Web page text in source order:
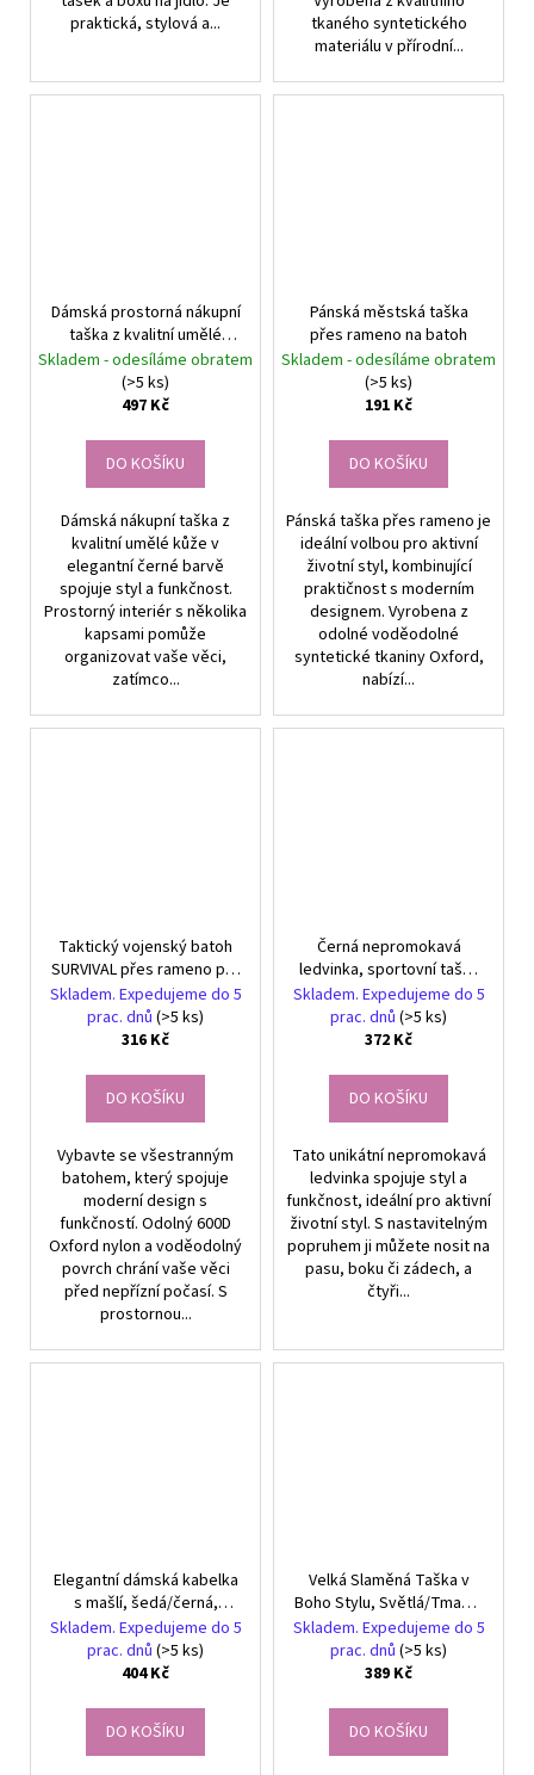
praktická, stylová a...
tkaného syntetického
materiálu v přírodní...
Dámská prostorná nákupní
taška z kvalitní umělé
kůže, černá, 40x25 cm s
odnímatelným ramenním
popruhem
Skladem - odesíláme obratem
(>5 ks)
497 Kč
DO KOŠÍKU
Dámská nákupní taška z
kvalitní umělé kůže v
elegantní černé barvě
spojuje styl a funkčnost.
Prostorný interiér s několika
kapsami pomůže
organizovat vaše věci,
zatímco...
Pánská městská taška
přes rameno na batoh
Skladem - odesíláme obratem
(>5 ks)
191 Kč
DO KOŠÍKU
Pánská taška přes rameno je
ideální volbou pro aktivní
životní styl, kombinující
praktičnost s moderním
designem. Vyrobena z
odolné voděodolné
syntetické tkaniny Oxford,
nabízí...
Taktický vojenský batoh
SURVIVAL přes rameno pro
outdoorové aktivity
Skladem. Expedujeme do 5
prac. dnů (>5 ks)
316 Kč
DO KOŠÍKU
Vybavte se všestranným
batohem, který spojuje
moderní design s
funkčností. Odolný 600D
Oxford nylon a voděodolný
povrch chrání vaše věci
před nepřízní počasí. S
prostornou...
Černá nepromokavá
ledvinka, sportovní taška
s ramenním popruhem
Skladem. Expedujeme do 5
prac. dnů (>5 ks)
372 Kč
DO KOŠÍKU
Tato unikátní nepromokavá
ledvinka spojuje styl a
funkčnost, ideální pro aktivní
životní styl. S nastavitelným
popruhem ji můžete nosit na
pasu, boku či zádech, a
čtyři...
Elegantní dámská kabelka
s mašlí, šedá/černá,
kvalitní umělé kůže,
34x27x10 cm
Skladem. Expedujeme do 5
prac. dnů (>5 ks)
404 Kč
DO KOŠÍKU
Velká Slaměná Taška v
Boho Stylu, Světlá/Tmavá,
Rafie s Látkovou
Podšívkou, 45x40 cm
Skladem. Expedujeme do 5
prac. dnů (>5 ks)
389 Kč
DO KOŠÍKU